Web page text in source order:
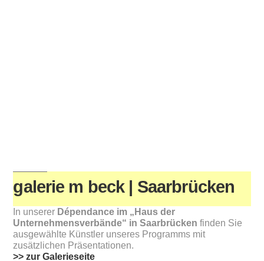
galerie m beck | Saarbrücken
In unserer Dépendance im „Haus der
Unternehmensverbände“ in Saarbrücken finden Sie
ausgewählte Künstler unseres Programms mit
zusätzlichen Präsentationen.
>> zur Galerieseite